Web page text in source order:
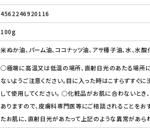
4562246920116
100g
米ぬか油、パーム油、ココナッツ油、アサ種子油、水、水
○極端に高温又は低温の場所、直射日光のあたる場所
ないようご注意ください。目に入った時はこすらずすぐ
して使用してください。 ○化粧品がお肌に合わないとき
ありますので、皮膚科専門医等にご相談されることをおす
たお肌に、直射日光があたって上記のような異常があら